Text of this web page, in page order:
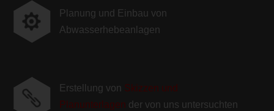

Planung und Einbau von
Abwasserhebeanlagen

Erstellung von Skizzen und
Planunterlagen der von uns untersuchten